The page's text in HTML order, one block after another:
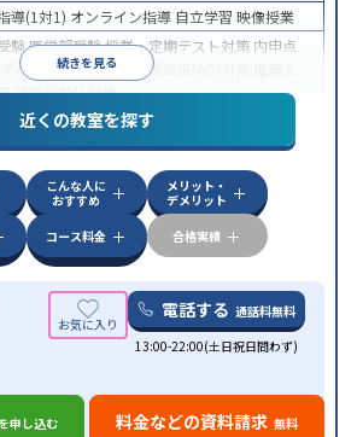
続きを見る
導(1対1) オンライン指導 自立学習 映像授業
験医学部受験授業・定期テスト対策 内申点
学習習慣の定着 総合型選抜(旧AO)対策
学校別特化対策
一貫校生に対応授業の振替可能
習にPC・タブレットを利用オンライン対応1
ら受講可能
近くの教室を探す
こんな人に
おすすめ
メリット・
デメリット
コース料金 合格実績
電話する 通話料無料
13:00-22:00(土日祝日問わず)
申し込む 料金などの資料請求 無料